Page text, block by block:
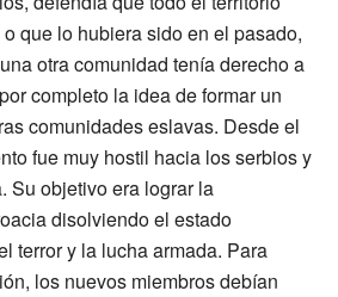
que lo hubiera sido en el pasado,
otra comunidad tenía derecho a
completo la idea de formar un
comunidades eslavas. Desde el
fue muy hostil hacia los serbios y
Su objetivo era lograr la
disolviendo el estado
terror y la lucha armada. Para
los nuevos miembros debían